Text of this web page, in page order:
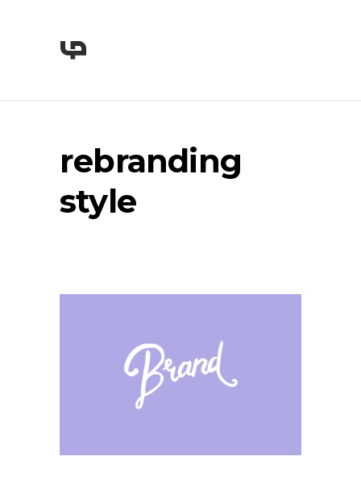
rebranding
style